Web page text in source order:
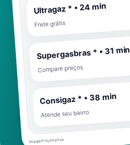
Ultragaz * • 24 min
Frete grátis
Supergasbras * • 31 min
Compare preços
Consigaz * • 38 min
Atende seu bairro
Imagem ilustrativa